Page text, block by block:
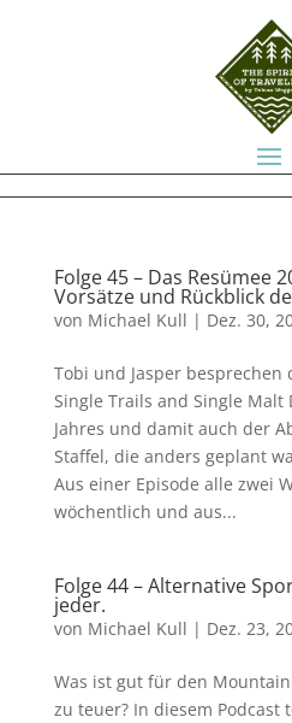
Folge 45 – Das Resümee
Vorsätze und Rückblick
von Michael Kull | Dez. 30,
Tobi und Jasper besprechen
Single Trails and Single Malt
Jahres und damit auch der
Staffel, die anders geplant
Aus einer Episode alle zwei
wöchentlich und aus...
Folge 44 – Alternative
jeder.
von Michael Kull | Dez. 23,
Was ist gut für den
zu teuer? In diesem Podcast